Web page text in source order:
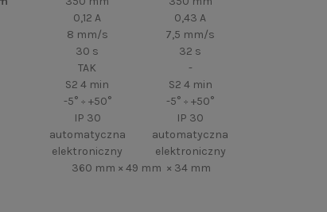
0,12 A
0,43 A
8 mm/s
7,5 mm/s
30 s
32 s
TAK
-
S2 4 min
S2 4 min
-5° ÷ +50°
-5° ÷ +50°
IP 30
IP 30
automatyczna
automatyczna
elektroniczny
elektroniczny
360 mm × 49 mm × 34 mm